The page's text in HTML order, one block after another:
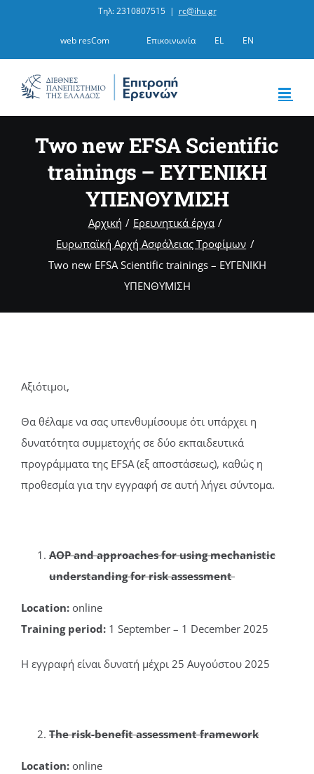
Τηλ: 2310807515 | rc@ihu.gr
web resCom Επικοινωνία EL EN
Two new EFSA Scientific
trainings – ΕΥΓΕΝΙΚΗ
ΥΠΕΝΘΥΜΙΣΗ
Αρχική
Ερευνητικά έργα
Ευρωπαϊκή Αρχή Ασφάλειας Τροφίμων
Two new EFSA Scientific trainings – ΕΥΓΕΝΙΚΗ
ΥΠΕΝΘΥΜΙΣΗ
Αξιότιμοι,
Θα θέλαμε να σας υπενθυμίσουμε ότι υπάρχει η
δυνατότητα συμμετοχής σε δύο εκπαιδευτικά
προγράμματα της EFSA(εξ αποστάσεως), καθώς η
προθεσμία για την εγγραφή σε αυτή λήγει σύντομα.
AOP and approaches for using mechanistic
understanding for risk assessment
Location: online
Training period: 1 September – 1 December 2025
H εγγραφή είναι δυνατή μέχρι 25 Αυγούστου 2025
The risk-benefit assessment framework
Location: online